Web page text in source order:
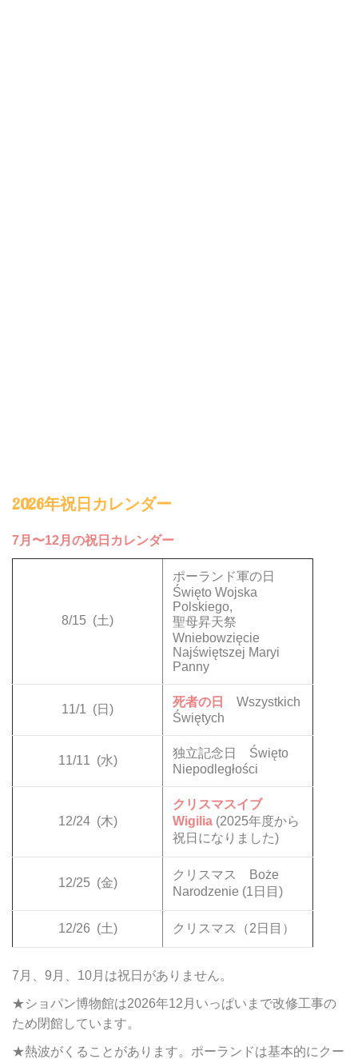
2026年祝日カレンダー
7月〜12月の祝日カレンダー
8/15 (土)
ポーランド軍の日
Święto Wojska
Polskiego,
聖母昇天祭
Wniebowzięcie
Najświętszej Maryi
Panny
11/1 (日)
死者の日
Wszystkich
Świętych
11/11 (水)
独立記念日 Święto
Niepodległości
12/24 (木)
クリスマスイブ
Wigilia (2025年度から
祝日になりました)
12/25 (金)
クリスマス Boże
Narodzenie (1日目)
12/26 (土) クリスマス（2日目）
7月、9月、10月は祝日がありません。
★ショパン博物館は2026年12月いっぱいまで改修工事の
ため閉館しています。
★熱波がくることがあります。ポーランドは基本的にクー